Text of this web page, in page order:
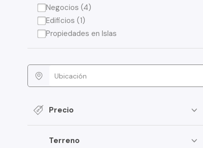
Negocios (4)
Edificios (1)
Propiedades en Islas
Precio
Terreno